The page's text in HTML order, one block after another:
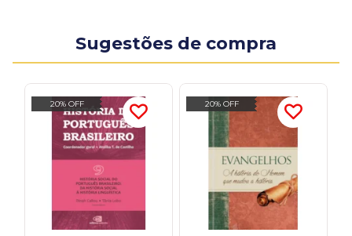
Sugestões de compra
20% OFF 20% OFF